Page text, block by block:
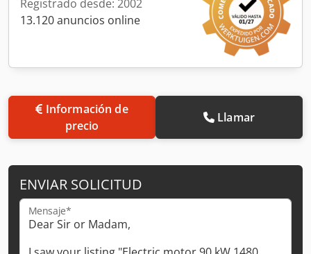
Registrado desde: 2002
13.120 anuncios online
precio
Llamar
ENVIAR SOLICITUD
Mensaje*